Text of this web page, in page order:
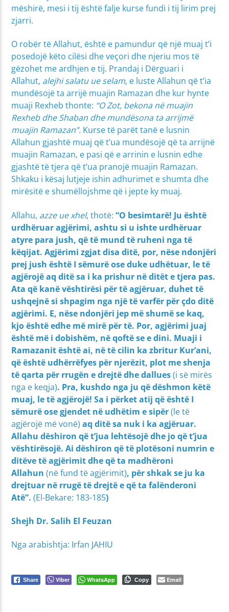
mëshirë, mesi i tij është falje kurse fundi i tij lirim prej
zjarri.
O robër të Allahut, është e pamundur që një muaj t’i
posedojë këto cilësi dhe veçori dhe njeriu mos të
gëzohet me ardhjen e tij. Prandaj i Dërguari i
Allahut, alejhi salatu ue selam, e luste Allahun që t’ia
mundësojë ta arrijë muajin Ramazan dhe kur hynte
muaji Rexheb thonte: “O Zot, bekona në muajin
Rexheb dhe Shaban dhe mundësona ta arrijmë
muajin Ramazan”. Kurse të parët tanë e lusnin
Allahun gjashtë muaj që t’ua mundësojë që ta arrijnë
muajin Ramazan, e pasi që e arrinin e lusnin edhe
gjashtë të tjera që t’ua pranojë muajin Ramazan.
Shkaku i kësaj lutjeje ishin adhurimet e shumta dhe
mirësitë e shumëllojshme që i jepte ky muaj.
Allahu, azze ue xhel, thotë:“O besimtarë! Ju është
urdhëruar agjërimi, ashtu si u ishte urdhëruar
atyre para jush, që të mund të ruheni nga të
këqijat. Agjërimi zgjat disa ditë, por, nëse ndonjëri
prej jush është I sëmurë ose duke udhëtuar, le të
agjërojë aq ditë sa i ka prishur në ditët e tjera pas.
Ata që kanë vështirësi për të agjëruar, duhet të
ushqejnë si shpagim nga një të varfër për çdo ditë
agjërimi. E, nëse ndonjëri jep më shumë se kaq,
kjo është edhe më mirë për të. Por, agjërimi juaj
është më i dobishëm, në qoftë se e dini. Muaji i
Ramazanit është ai, në të cilin ka zbritur Kur’ani,
që është udhërrëfyes për njerëzit, plot me shenja
të qarta për rrugën e drejtë dhe dallues(i së mirës
nga e keqja). Pra, kushdo nga ju që dëshmon këtë
muaj, le të agjërojë! Sa i përket atij që është I
sëmurë ose gjendet në udhëtim e sipër(le të
agjërojë më vonë) aq ditë sa nuk i ka agjëruar.
Allahu dëshiron që t’jua lehtësojë dhe jo që t’jua
vështirësojë. Ai dëshiron që të plotësoni numrin e
ditëve të agjërimit dhe që ta madhëroni
Allahun(në fund të agjërimit), për shkak se ju ka
drejtuar në rrugë të drejtë e që ta falënderoni
Atë”.(El-Bekare: 183-185)
Shejh Dr. Salih El Feuzan
Nga arabishtja: Irfan JAHIU
Share Viber WhatsApp Copy Email